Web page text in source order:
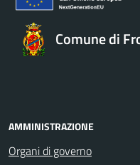
Comune di
AMMINISTRAZIONE
Organi di governo